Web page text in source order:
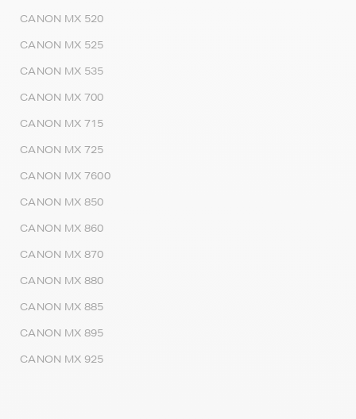
CANON MX 520
CANON MX 525
CANON MX 535
CANON MX 700
CANON MX 715
CANON MX 725
CANON MX 7600
CANON MX 850
CANON MX 860
CANON MX 870
CANON MX 880
CANON MX 885
CANON MX 895
CANON MX 925